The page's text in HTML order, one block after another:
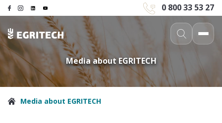
0 800 33 53 27
Media about EGRITECH
Media about EGRITECH